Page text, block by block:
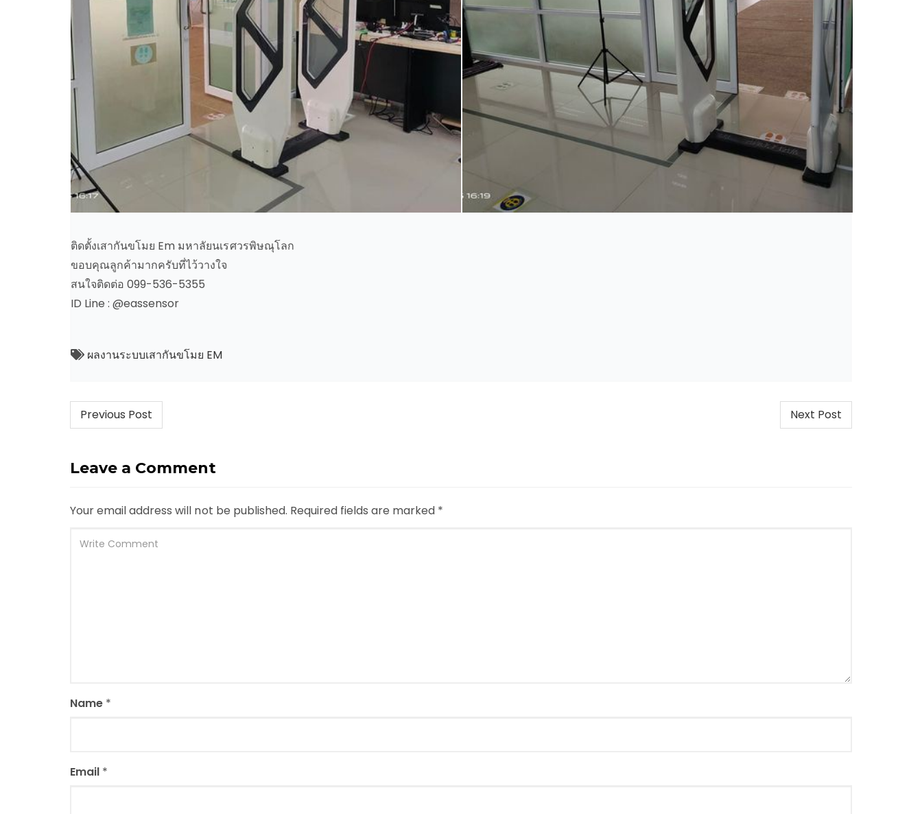
ติดตั้งเสากันขโมย Em มหาลัยนเรศวรพิษณุโลก
ขอบคุณลูกค้ามากครับที่ไว้วางใจ
สนใจติดต่อ 099-536-5355
ID Line : @eassensor
ผลงานระบบเสากันขโมย EM
Post
Previous Post Next Post
Leave a Comment
Your email address will not be published. Required fields are marked *
Name *
Email *